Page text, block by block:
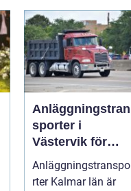
Anläggningstran
sporter i
Västervik för
effektiva
byggprojekt
Anläggningstranspo
rter Kalmar län är